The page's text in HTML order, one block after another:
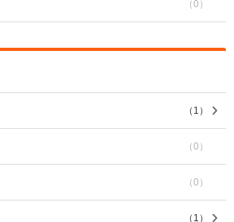
（0 ）
（ 1 ）
（0 ）
（0 ）
（ 1 ）